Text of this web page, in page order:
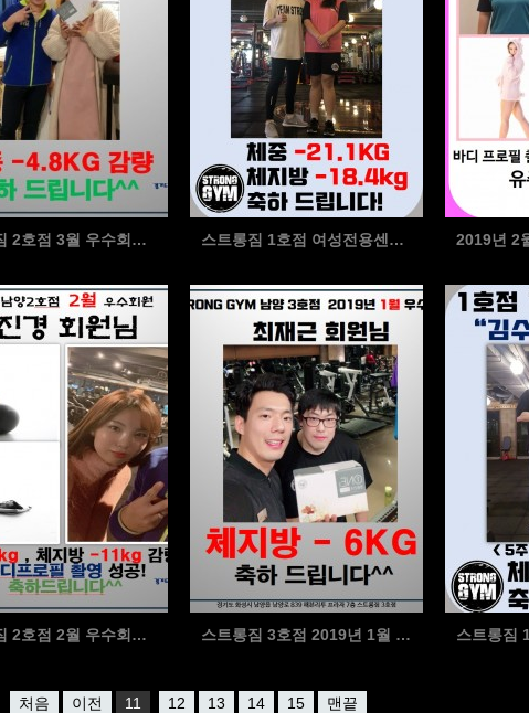
스트롱짐 2호점 3월 우수회원 김은지 회원님을 소개합니… 스트롱짐 1호점 여성전용센터 3월 우수회원 양00회원님…
스트롱짐 2호점 2월 우수회원 이진경 회원님 스트롱짐 3호점 2019년 1월 우수회원님
처음 이전 11 12 13 14 15 맨끝